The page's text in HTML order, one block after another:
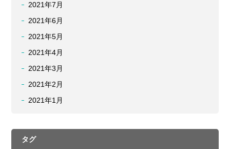
2021年7月
2021年6月
2021年5月
2021年4月
2021年3月
2021年2月
2021年1月
タグ